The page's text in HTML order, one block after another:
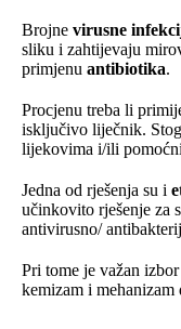
Brojnevirusne
sliku i zahtijevaju
primjenuantibiotika.
Procjenu treba li
isključivo liječnik.
lijekovima i/ili
Jedna od rješenja su i
učinkovito rješenje za
antivirusno/
Pri tome je važan izbor
kemizam i mehanizam